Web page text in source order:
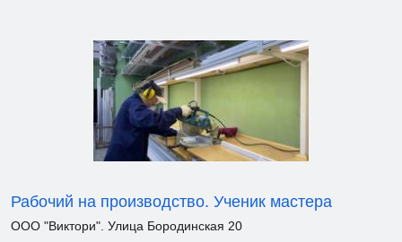
Рабочий на производство. Ученик мастера
ООО "Виктори". Улица Бородинская 20